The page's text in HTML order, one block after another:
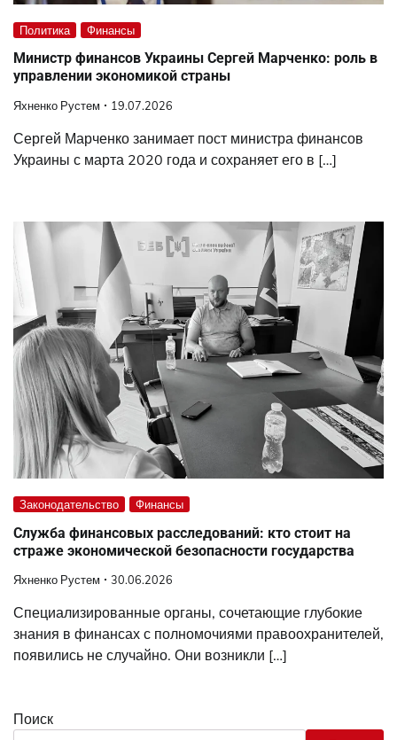
Политика Финансы
Министр финансов Украины Сергей Марченко: роль в
управлении экономикой страны
Яхненко Рустем 19.07.2026
Сергей Марченко занимает пост министра финансов
Украины с марта 2020 года и сохраняет его в […]
Законодательство Финансы
Служба финансовых расследований: кто стоит на
страже экономической безопасности государства
Яхненко Рустем 30.06.2026
Специализированные органы, сочетающие глубокие
знания в финансах с полномочиями правоохранителей,
появились не случайно. Они возникли […]
Поиск